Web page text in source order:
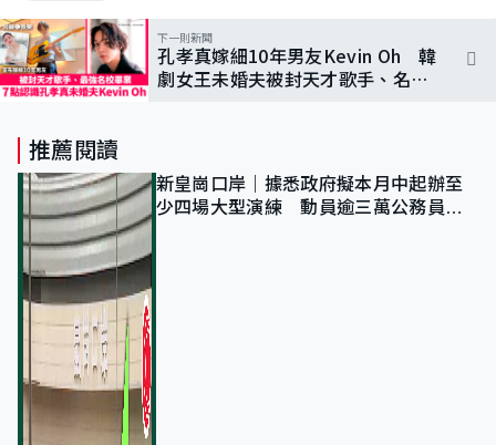
下一則新聞
孔孝真嫁細10年男友Kevin Oh 韓
劇女王未婚夫被封天才歌手、名校
推薦閱讀
新皇崗口岸｜據悉政府擬本月中起辦至
少四場大型演練 動員逾三萬公務員人